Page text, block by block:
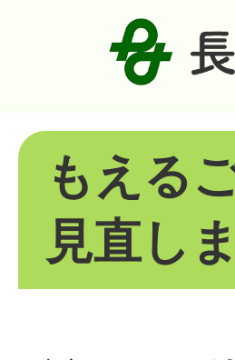
もえる
見直し